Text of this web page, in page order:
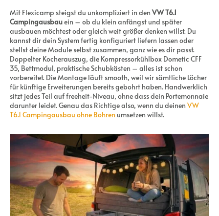
Mit Flexicamp steigst du unkompliziert in den VW T6.1
Campingausbauein – ob du klein anfängst und später
ausbauen möchtest oder gleich weit größer denken willst. Du
kannst dir dein System fertig konfiguriert liefern lassen oder
stellst deine Module selbst zusammen, ganz wie es dir passt.
Doppelter Kocherauszug, die Kompressorkühlbox Dometic CFF
35, Bettmodul, praktische Schubkästen – alles ist schon
vorbereitet. Die Montage läuft smooth, weil wir sämtliche Löcher
für künftige Erweiterungen bereits gebohrt haben. Handwerklich
sitzt jedes Teil auf freeheit-Niveau, ohne dass dein Portemonnaie
darunter leidet. Genau das Richtige also, wenn du deinen VW
T6.1 Campingausbau ohne Bohren umsetzen willst.